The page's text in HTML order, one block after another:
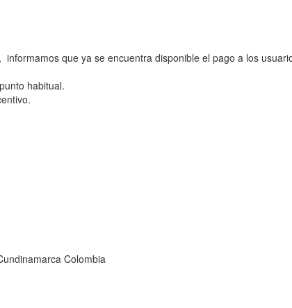
informamos que ya se encuentra disponible el pago a los
habitual.
Colombia